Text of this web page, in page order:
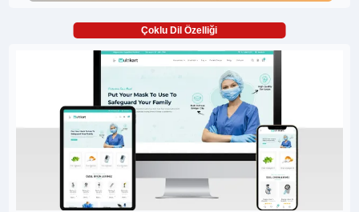
Çoklu Dil Özelliği